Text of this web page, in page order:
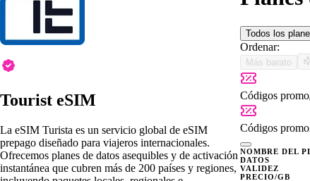
Tourist eSIM
La eSIM Turista es un servicio global de eSIM
prepago diseñado para viajeros internacionales.
Ofrecemos planes de datos asequibles y de activación
instantánea que cubren más de 200 países y regiones,
Todos los
Ordenar:
Más barato
Códigos promo
Códigos promo
NOMBRE DEL
DATOS
VALIDEZ
PRECIO/GB